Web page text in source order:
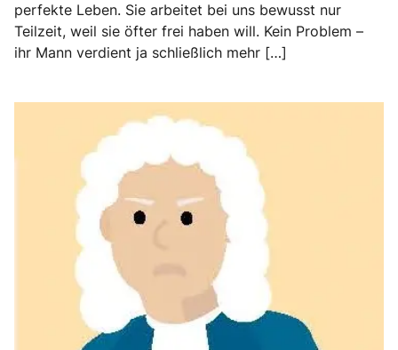
perfekte Leben. Sie arbeitet bei uns bewusst nur
Teilzeit, weil sie öfter frei haben will. Kein Problem –
ihr Mann verdient ja schließlich mehr […]